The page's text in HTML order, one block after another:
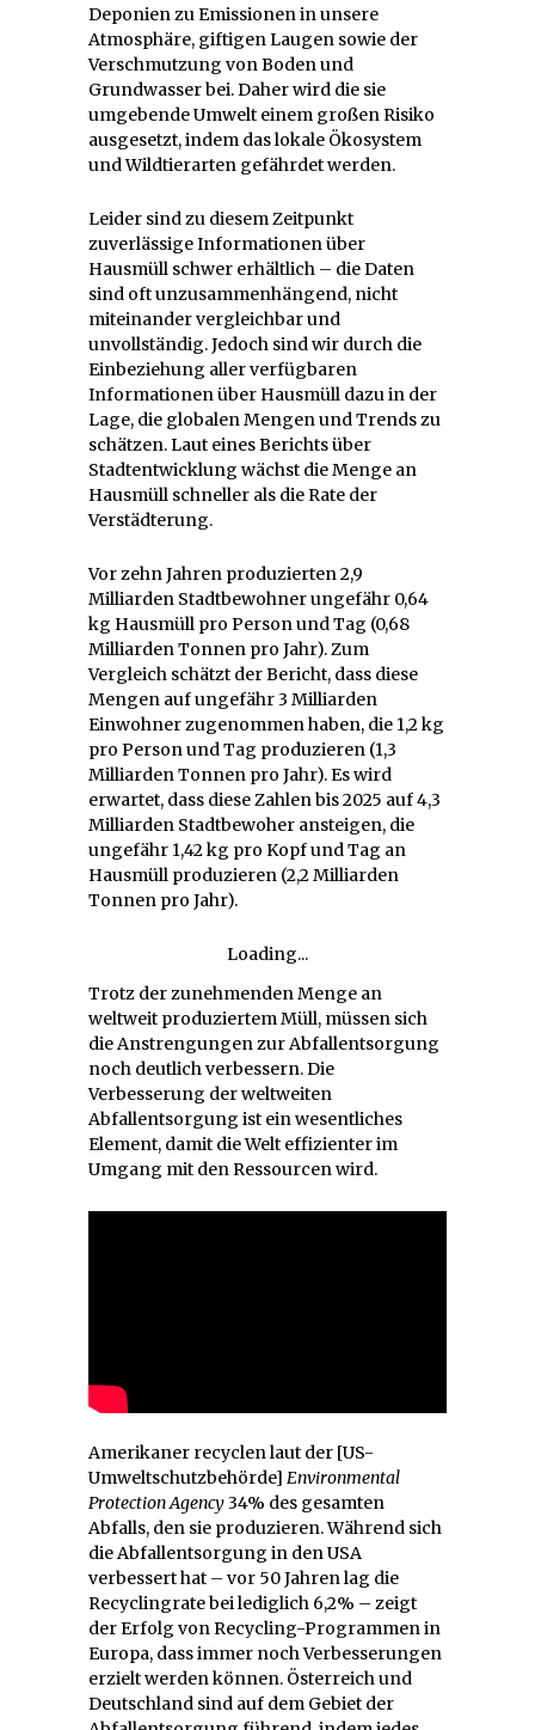
Deponien zu Emissionen in unsere
Atmosphäre, giftigen Laugen sowie der
Verschmutzung von Boden und
Grundwasser bei. Daher wird die sie
umgebende Umwelt einem großen Risiko
ausgesetzt, indem das lokale Ökosystem
und Wildtierarten gefährdet werden.
Leider sind zu diesem Zeitpunkt
zuverlässige Informationen über
Hausmüll schwer erhältlich – die Daten
sind oft unzusammenhängend, nicht
miteinander vergleichbar und
unvollständig. Jedoch sind wir durch die
Einbeziehung aller verfügbaren
Informationen über Hausmüll dazu in der
Lage, die globalen Mengen und Trends zu
schätzen. Laut eines Berichts über
Stadtentwicklung wächst die Menge an
Hausmüll schneller als die Rate der
Verstädterung.
Vor zehn Jahren produzierten 2,9
Milliarden Stadtbewohner ungefähr 0,64
kg Hausmüll pro Person und Tag (0,68
Milliarden Tonnen pro Jahr). Zum
Vergleich schätzt der Bericht, dass diese
Mengen auf ungefähr 3 Milliarden
Einwohner zugenommen haben, die 1,2 kg
pro Person und Tag produzieren (1,3
Milliarden Tonnen pro Jahr). Es wird
erwartet, dass diese Zahlen bis 2025 auf 4,3
Milliarden Stadtbewoher ansteigen, die
ungefähr 1,42 kg pro Kopf und Tag an
Hausmüll produzieren (2,2 Milliarden
Tonnen pro Jahr).
Loading...
Trotz der zunehmenden Menge an
weltweit produziertem Müll, müssen sich
die Anstrengungen zur Abfallentsorgung
noch deutlich verbessern. Die
Verbesserung der weltweiten
Abfallentsorgung ist ein wesentliches
Element, damit die Welt effizienter im
Umgang mit den Ressourcen wird.
Amerikaner recyclen laut der [US-
Umweltschutzbehörde] Environmental
Protection Agency34% des gesamten
Abfalls, den sie produzieren. Während sich
die Abfallentsorgung in den USA
verbessert hat – vor 50 Jahren lag die
Recyclingrate bei lediglich 6,2% – zeigt
der Erfolg von Recycling-Programmen in
Europa, dass immer noch Verbesserungen
erzielt werden können. Österreich und
Deutschland sind auf dem Gebiet der